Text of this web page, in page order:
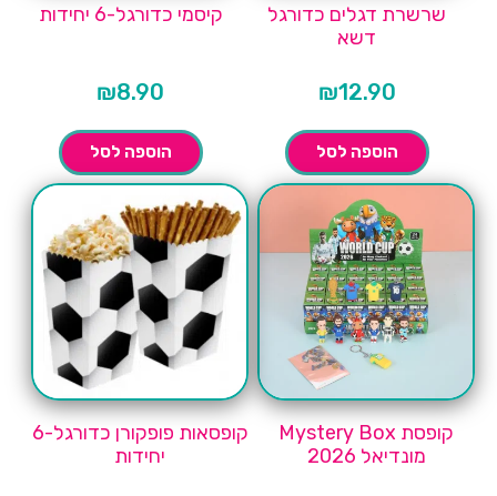
שרשרת דגלים כדורגל
דשא
₪12.90
הוספה לסל
קיסמי כדורגל-6 יחידות
₪8.90
הוספה לסל
קופסת Mystery Box
מונדיאל 2026
קופסאות פופקורן כדורגל-6
יחידות